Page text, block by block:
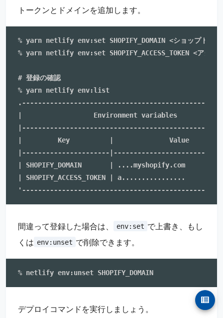
トークンとドメインを追加します。
% yarn netlify env:set SHOPIFY_DOMAIN <ショップドメ
% yarn netlify env:set SHOPIFY_ACCESS_TOKEN <アクセ
# 登録の確認
% yarn netlify env:list
|                  Environment variables
|         Key          |              Value
|----------------------
| SHOPIFY_DOMAIN       | ....myshopify.com
| SHOPIFY_ACCESS_TOKEN | a................
間違って登録した場合は、 env:set で上書き、もし
くは env:unset で削除できます。
デプロイコマンドを実行しましょう。